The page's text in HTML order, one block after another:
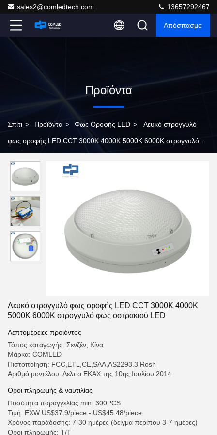
sales2@comledtech.com 13657292467
Απόσπασμα
Προϊόντα
Σπίτι > Προϊόντα > Φως Οροφής LED > Λευκό στρογγυλό
φως οροφής LED CCT 3000K 4000K 5000K 6000K στρογγυλό
Λευκό στρογγυλό φως οροφής LED CCT 3000K 4000K
5000K 6000K στρογγυλό φως οστρακιού LED
Λεπτομέρειες προιόντος
Τόπος καταγωγής: Σενζέν, Κίνα
Μάρκα: COMLED
Πιστοποίηση: FCC,ETL,CE,SAA,AS2293.3,Rosh
Αριθμό μοντέλου: Δελτίο ΕΚΑΧ της 10ης Ιουλίου 2014.
Όροι πληρωμής & ναυτιλίας
Ποσότητα παραγγελίας min: 300PCS
Τιμή: EXW US$37.9/piece - US$45.48/piece
Χρόνος παράδοσης: 7-30 ημέρες (δείγμα περίπου 3-7 ημέρες)
Όροι πληρωμής: Τ/Τ